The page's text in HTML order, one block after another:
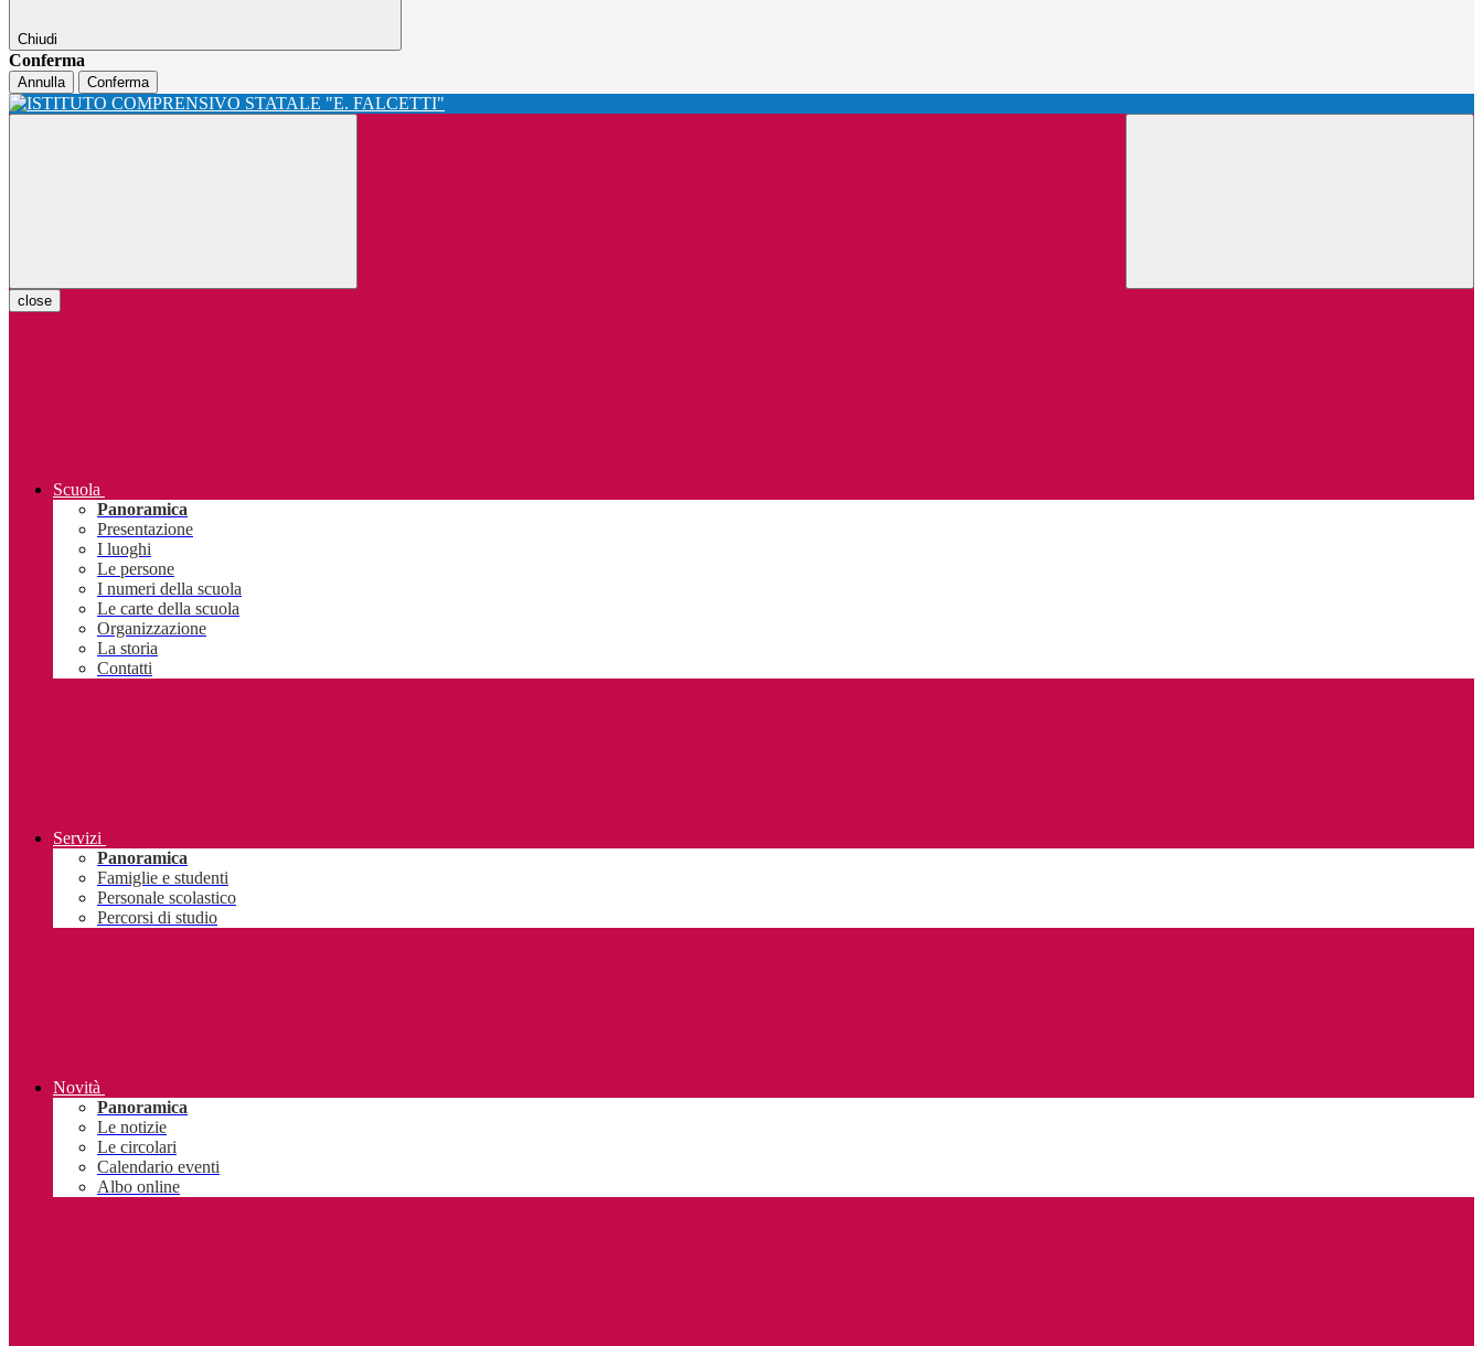
Chiudi
Conferma
Annulla Conferma
close
Scuola
Panoramica
Presentazione
I luoghi
Le persone
I numeri della scuola
Le carte della scuola
Organizzazione
La storia
Contatti
Servizi
Panoramica
Famiglie e studenti
Personale scolastico
Percorsi di studio
Novità
Panoramica
Le notizie
Le circolari
Calendario eventi
Albo online